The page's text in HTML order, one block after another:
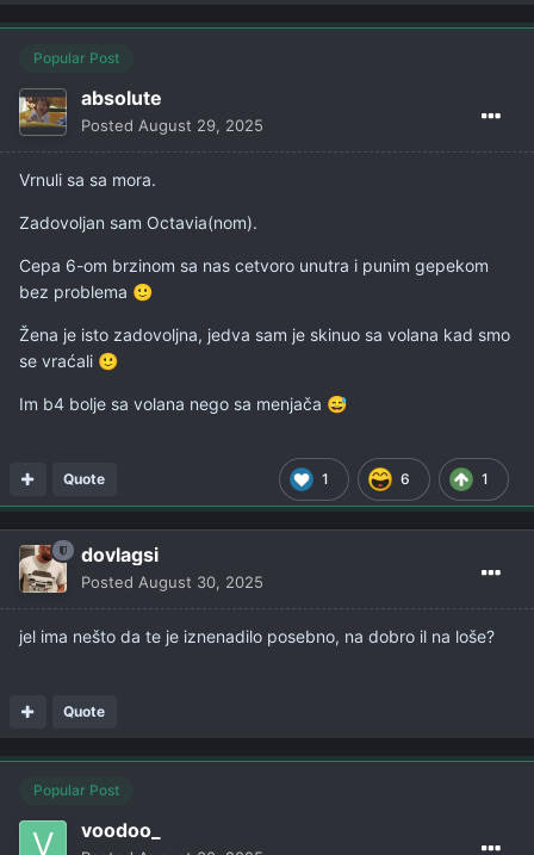
Popular Post
absolute
Posted August 29, 2025
Vrnuli sa sa mora.
Zadovoljan sam Octavia(nom).
Cepa 6-om brzinom sa nas cetvoro unutra i punim gepekom
bez problema 🙂
Žena je isto zadovoljna, jedva sam je skinuo sa volana kad smo
se vraćali 🙂
Im b4 bolje sa volana nego sa menjača 😅
1 6 1
Quote
dovlagsi
Posted August 30, 2025
jel ima nešto da te je iznenadilo posebno, na dobro il na loše?
Quote
Popular Post
voodoo_